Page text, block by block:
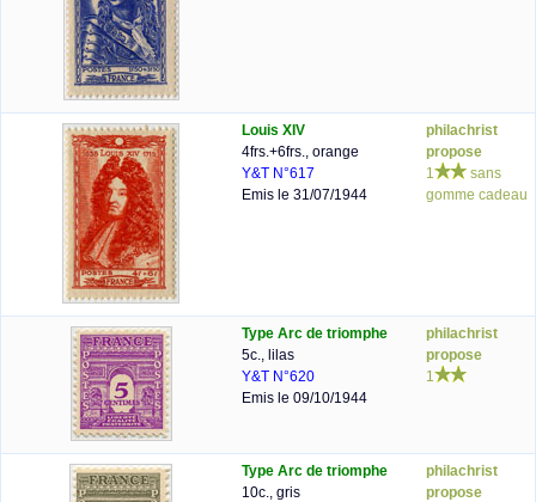
Louis XIV
4frs.+6frs., orange
Y&T N°617
Emis le 31/07/1944
philachrist
propose
1
sans
gomme cadeau
Type Arc de triomphe
5c., lilas
Y&T N°620
Emis le 09/10/1944
philachrist
propose
1
Type Arc de triomphe
10c., gris
philachrist
propose